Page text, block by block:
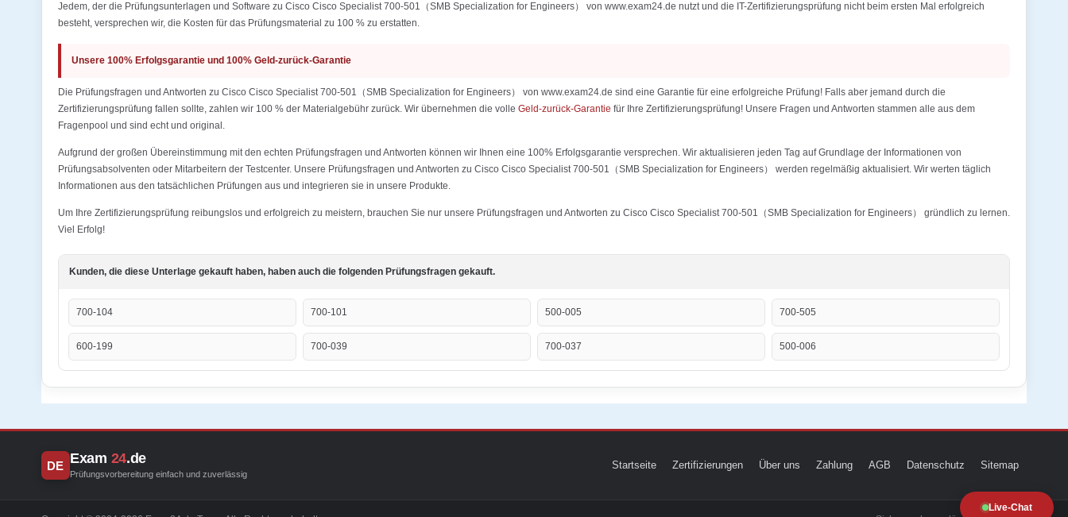
Live-Chat
Jedem, der die Prüfungsunterlagen und Software zu Cisco Cisco Specialist 700-501（SMB Specialization for Engineers） von www.exam24.de nutzt und die IT-Zertifizierungsprüfung nicht beim ersten Mal erfolgreich
besteht, versprechen wir, die Kosten für das Prüfungsmaterial zu 100 % zu erstatten.
Unsere 100% Erfolgsgarantie und 100% Geld-zurück-Garantie
Die Prüfungsfragen und Antworten zu Cisco Cisco Specialist 700-501（SMB Specialization for Engineers） von www.exam24.de sind eine Garantie für eine erfolgreiche Prüfung! Falls aber jemand durch die
Zertifizierungsprüfung fallen sollte, zahlen wir 100 % der Materialgebühr zurück. Wir übernehmen die volle Geld-zurück-Garantie für Ihre Zertifizierungsprüfung! Unsere Fragen und Antworten stammen alle aus dem
Fragenpool und sind echt und original.
Aufgrund der großen Übereinstimmung mit den echten Prüfungsfragen und Antworten können wir Ihnen eine 100% Erfolgsgarantie versprechen. Wir aktualisieren jeden Tag auf Grundlage der Informationen von
Prüfungsabsolventen oder Mitarbeitern der Testcenter. Unsere Prüfungsfragen und Antworten zu Cisco Cisco Specialist 700-501（SMB Specialization for Engineers） werden regelmäßig aktualisiert. Wir werten täglich
Informationen aus den tatsächlichen Prüfungen aus und integrieren sie in unsere Produkte.
Um Ihre Zertifizierungsprüfung reibungslos und erfolgreich zu meistern, brauchen Sie nur unsere Prüfungsfragen und Antworten zu Cisco Cisco Specialist 700-501（SMB Specialization for Engineers） gründlich zu lernen.
Viel Erfolg!
Kunden, die diese Unterlage gekauft haben, haben auch die folgenden Prüfungsfragen gekauft.
700-104 700-101 500-005 700-505
600-199 700-039 700-037 500-006
DE Exam 24.de
Prüfungsvorbereitung einfach und zuverlässig
Startseite Zertifizierungen Über uns Zahlung AGB Datenschutz Sitemap